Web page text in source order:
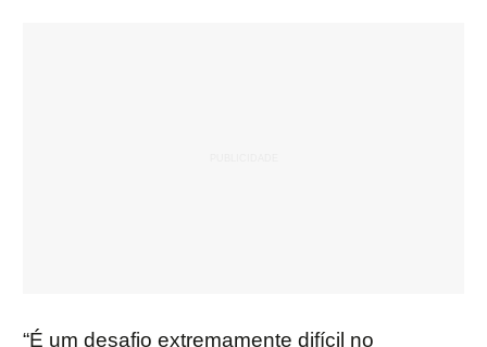
“É um desafio extremamente difícil no